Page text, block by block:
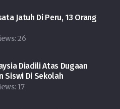
Jatuh Di Peru, 13 Orang
26
Diadili Atas Dugaan
Siswi Di Sekolah
17